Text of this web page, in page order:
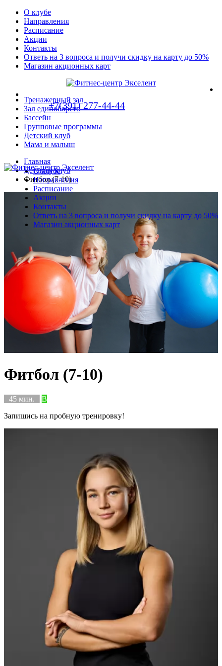
О клубе
Направления
Расписание
Акции
Контакты
Ответь на 3 вопроса и получи скидку на карту до 50%
Магазин акционных карт
+7(391) 277-44-44
Тренажерный зал
Зал единоборств
Бассейн
Групповые программы
Детский клуб
Мама и малыш
О клубе
Направления
Расписание
Акции
Контакты
Ответь на 3 вопроса и получи скидку на карту до 50%
Магазин акционных карт
Главная
Детский клуб
Фитбол (7-10)
Фитбол (7-10)
45 мин.
B
Запишись на пробную тренировку!